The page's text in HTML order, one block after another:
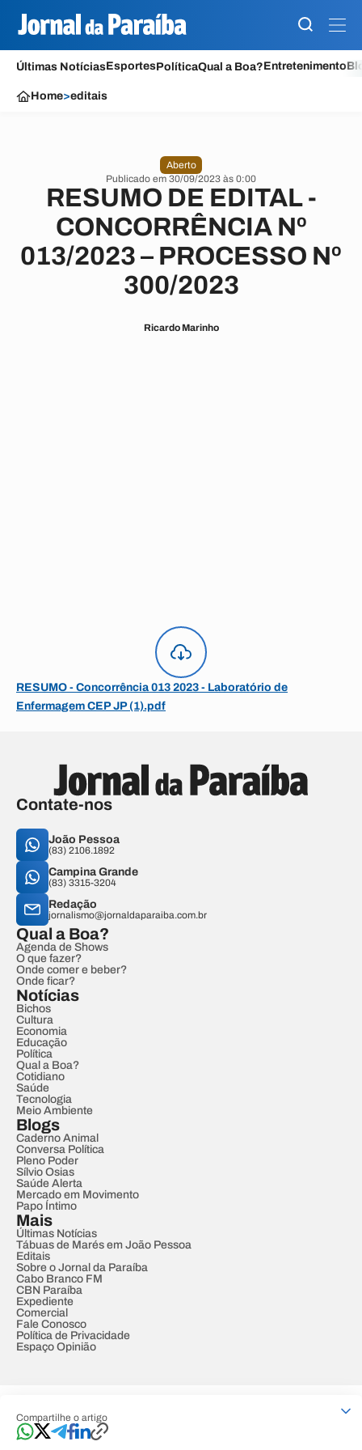
Últimas NotíciasEsportesPolíticaQual a Boa?Entretenimento
Home>editais
Compartilhe o artigo
Aberto
Publicado em 30/09/2023 às 0:00
RESUMO DE EDITAL -
CONCORRÊNCIA Nº
013/2023 – PROCESSO Nº
300/2023
Ricardo Marinho
RESUMO - Concorrência 013 2023 - Laboratório de
Enfermagem CEP JP (1).pdf
Contate-nos
João Pessoa
(83) 2106.1892
Campina Grande
(83) 3315-3204
Redação
jornalismo@jornaldaparaiba.com.br
Qual a Boa?
Agenda de Shows
O que fazer?
Onde comer e beber?
Onde ficar?
Notícias
Bichos
Cultura
Economia
Educação
Política
Qual a Boa?
Cotidiano
Saúde
Tecnologia
Meio Ambiente
Blogs
Caderno Animal
Conversa Política
Pleno Poder
Sílvio Osias
Saúde Alerta
Mercado em Movimento
Papo Íntimo
Mais
Últimas Notícias
Tábuas de Marés em João Pessoa
Editais
Sobre o Jornal da Paraíba
Cabo Branco FM
CBN Paraíba
Expediente
Comercial
Fale Conosco
Política de Privacidade
Espaço Opinião
Developed by Designed by